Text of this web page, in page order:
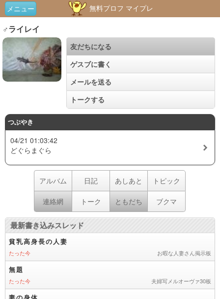
メニュー 無料プロフ マイプレ
♂ライレイ
友だちになる
ゲスブに書く
メールを送る
トークする
つぶやき
04/21 01:03:42
どぐらまぐら
アルバム 日記 あしあと トピック
連絡網 トーク ともだち ブクマ